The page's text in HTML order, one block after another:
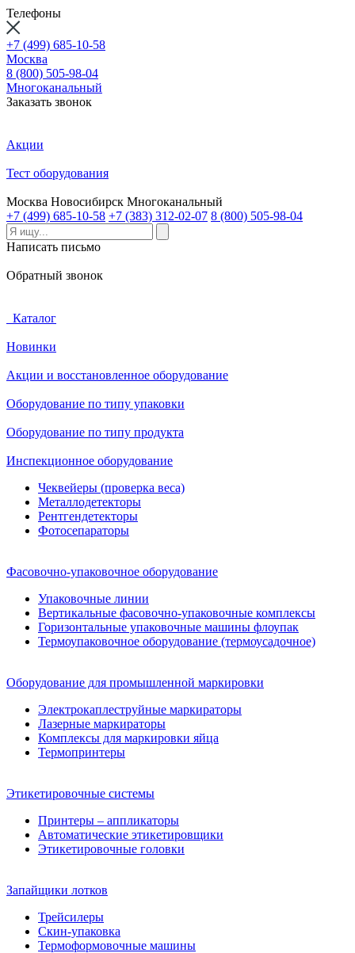
Телефоны
+7 (499) 685-10-58
Москва
8 (800) 505-98-04
Многоканальный
Заказать звонок
Акции
Тест оборудования
Москва Новосибирск Многоканальный
+7 (499) 685-10-58 +7 (383) 312-02-07 8 (800) 505-98-04
Написать письмо
Обратный звонок
Каталог
Новинки
Акции и восстановленное оборудование
Оборудование по типу упаковки
Оборудование по типу продукта
Инспекционное оборудование
Чеквейеры (проверка веса)
Металлодетекторы
Рентгендетекторы
Фотосепараторы
Фасовочно-упаковочное оборудование
Упаковочные линии
Вертикальные фасовочно-упаковочные комплексы
Горизонтальные упаковочные машины флоупак
Термоупаковочное оборудование (термоусадочное)
Оборудование для промышленной маркировки
Электрокаплеструйные маркираторы
Лазерные маркираторы
Комплексы для маркировки яйца
Термопринтеры
Этикетировочные системы
Принтеры – аппликаторы
Автоматические этикетировщики
Этикетировочные головки
Запайщики лотков
Трейсилеры
Скин-упаковка
Термоформовочные машины